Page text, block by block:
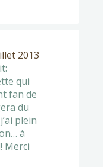
2013
qui
fan de
du
plein
à
Merci